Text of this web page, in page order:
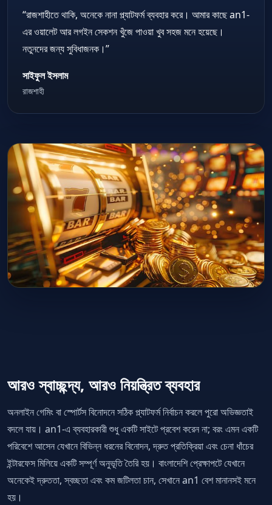
“রাজশাহীতে থাকি, অনেকে নানা প্ল্যাটফর্ম ব্যবহার করে। আমার কাছে an1-
এর ওয়ালেট আর লগইন সেকশন খুঁজে পাওয়া খুব সহজ মনে হয়েছে।
নতুনদের জন্য সুবিধাজনক।”
সাইফুল ইসলাম
রাজশাহী
আরও স্বাচ্ছন্দ্য, আরও নিয়ন্ত্রিত ব্যবহার
অনলাইন গেমিং বা স্পোর্টস বিনোদনে সঠিক প্ল্যাটফর্ম নির্বাচন করলে পুরো অভিজ্ঞতাই
বদলে যায়। an1-এ ব্যবহারকারী শুধু একটি সাইটে প্রবেশ করেন না; বরং এমন একটি
পরিবেশে আসেন যেখানে বিভিন্ন ধরনের বিনোদন, দ্রুত প্রতিক্রিয়া এবং চেনা ধাঁচের
ইন্টারফেস মিলিয়ে একটি সম্পূর্ণ অনুভূতি তৈরি হয়। বাংলাদেশি প্রেক্ষাপটে যেখানে
অনেকেই দ্রুততা, স্বচ্ছতা এবং কম জটিলতা চান, সেখানে an1 বেশ মানানসই মনে
হয়।